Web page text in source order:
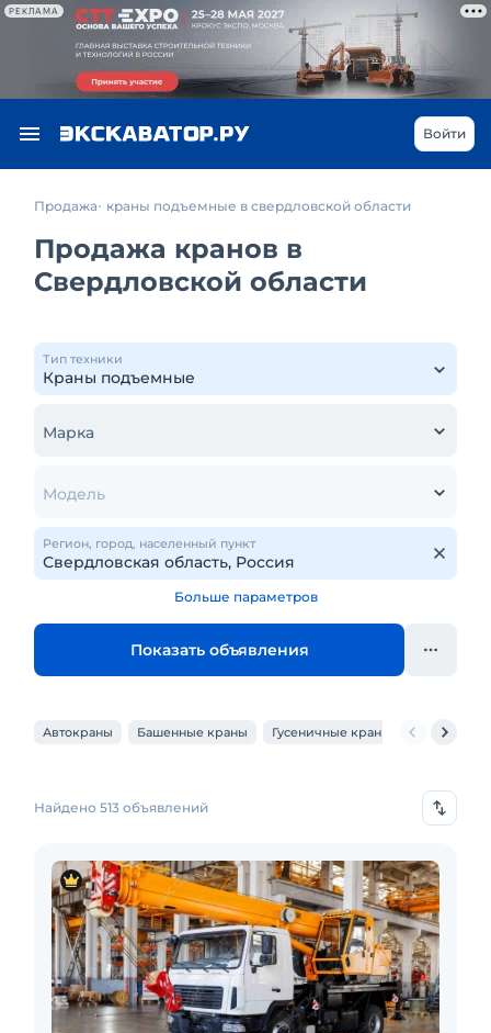
РЕКЛАМА
Войти
Продажа краны подъемные в свердловской области
Продажа кранов в
Свердловской области
Тип техники
Марка
Модель
Регион, город, населенный пункт
Больше параметров
Показать объявления
Автокраны Башенные краны Гусеничные краны Козловые
Найдено 513 объявлений